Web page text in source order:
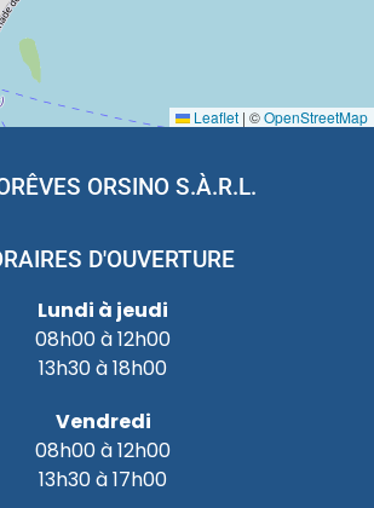
Leaflet | ©OpenStreetMap
ORSINO S.À.R.L.
D'OUVERTURE
Lundi à jeudi
08h00 à 12h00
13h30 à 18h00
Vendredi
08h00 à 12h00
13h30 à 17h00